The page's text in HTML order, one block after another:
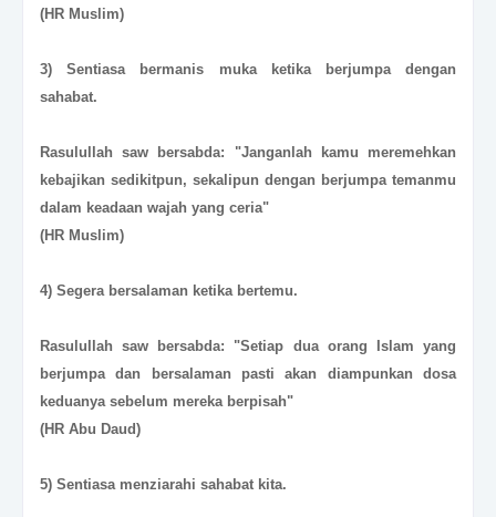
(HR Muslim)
3) Sentiasa bermanis muka ketika berjumpa dengan
sahabat.
Rasulullah saw bersabda: "Janganlah kamu meremehkan
kebajikan sedikitpun, sekalipun dengan berjumpa temanmu
dalam keadaan wajah yang ceria"
(HR Muslim)
4) Segera bersalaman ketika bertemu.
Rasulullah saw bersabda: "Setiap dua orang Islam yang
berjumpa dan bersalaman pasti akan diampunkan dosa
keduanya sebelum mereka berpisah"
(HR Abu Daud)
5) Sentiasa menziarahi sahabat kita.